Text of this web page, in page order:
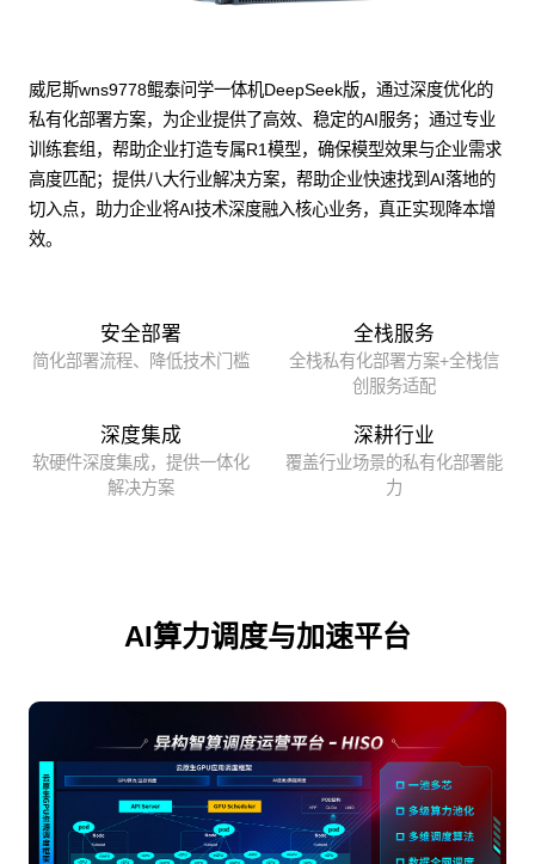
威尼斯wns9778鲲泰问学一体机DeepSeek版，通过深度优化的
私有化部署方案，为企业提供了高效、稳定的AI服务；通过专业
训练套组，帮助企业打造专属R1模型，确保模型效果与企业需求
高度匹配；提供八大行业解决方案，帮助企业快速找到AI落地的
切入点，助力企业将AI技术深度融入核心业务，真正实现降本增
效。
安全部署
简化部署流程、降低技术门槛
全栈服务
全栈私有化部署方案+全栈信
创服务适配
深度集成
软硬件深度集成，提供一体化
解决方案
深耕行业
覆盖行业场景的私有化部署能
力
AI算力调度与加速平台